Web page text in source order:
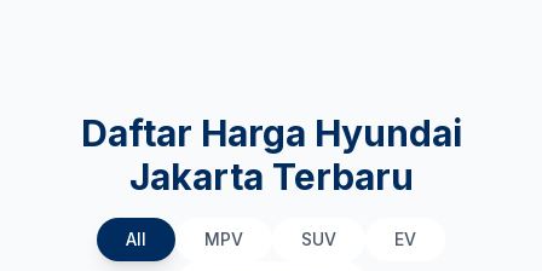
Daftar Harga Hyundai
Jakarta Terbaru
All MPV SUV EV